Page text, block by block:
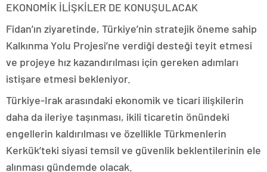
EKONOMİK İLİŞKİLER DE KONUŞULACAK
Fidan’ın ziyaretinde, Türkiye’nin stratejik öneme sahip
Kalkınma Yolu Projesi’ne verdiği desteği teyit etmesi
ve projeye hız kazandırılması için gereken adımları
istişare etmesi bekleniyor.
Türkiye-Irak arasındaki ekonomik ve ticari ilişkilerin
daha da ileriye taşınması, ikili ticaretin önündeki
engellerin kaldırılması ve özellikle Türkmenlerin
Kerkük’teki siyasi temsil ve güvenlik beklentilerinin ele
alınması gündemde olacak.